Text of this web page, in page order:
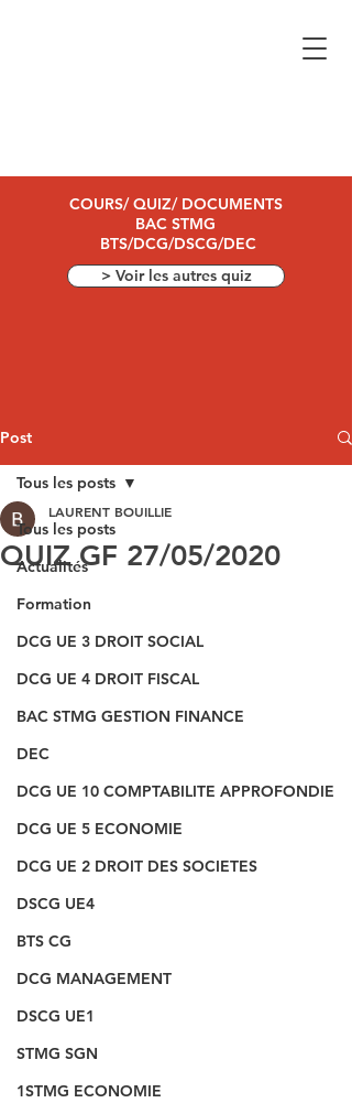
COURS/ QUIZ/ DOCUMENTS
BAC STMG
BTS/DCG/DSCG/DEC
> Voir les autres quiz
Post
Tous les posts
Actualités
Formation
DCG UE 3 DROIT SOCIAL
DCG UE 4 DROIT FISCAL
BAC STMG GESTION FINANCE
DEC
DCG UE 10 COMPTABILITE APPROFONDIE
DCG UE 5 ECONOMIE
DCG UE 2 DROIT DES SOCIETES
DSCG UE4
BTS CG
DCG MANAGEMENT
DSCG UE1
STMG SGN
1STMG ECONOMIE
Tous les posts
QUIZ GF 27/05/2020
LAURENT BOUILLIE